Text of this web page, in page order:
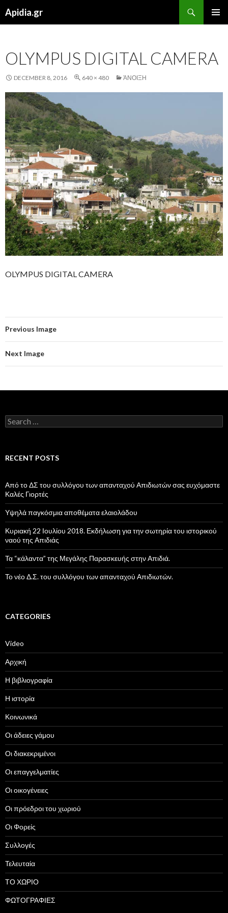
Apidia.gr
OLYMPUS DIGITAL CAMERA
DECEMBER 8, 2016 640 × 480 ΆΝΟΙΞΗ
OLYMPUS DIGITAL CAMERA
Previous Image
Next Image
Search
for:
RECENT POSTS
Από το ΔΣ του συλλόγου των απανταχού Απιδιωτών σας ευχόμαστε
Καλές Γιορτές
Υψηλά παγκόσμια αποθέματα ελαιολάδου
Κυριακή 22 Ιουλίου 2018. Εκδήλωση για την σωτηρία του ιστορικού
ναού της Απιδιάς
Τα “κάλαντα” της Μεγάλης Παρασκευής στην Απιδιά.
Το νέο Δ.Σ. του συλλόγου των απανταχού Απιδιωτών.
CATEGORIES
Video
Αρχική
Η βιβλιογραφία
Η ιστορία
Κοινωνικά
Οι άδειες γάμου
Οι διακεκριμένοι
Οι επαγγελματίες
Οι οικογένειες
Οι πρόεδροι του χωριού
Οι Φορείς
Συλλογές
Τελευταία
ΤΟ ΧΩΡΙΟ
ΦΩΤΟΓΡΑΦΙΕΣ